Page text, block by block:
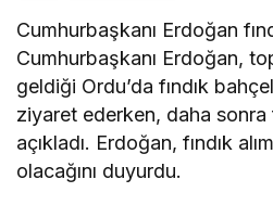
Cumhurbaşkanı Erdoğan
Cumhurbaşkanı Erdoğan,
geldiği Ordu’da fındık
ziyaret ederken, daha sonra
açıkladı. Erdoğan, fındık
olacağını duyurdu.